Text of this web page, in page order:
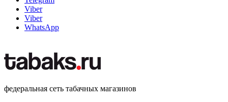
Viber
Viber
WhatsApp
федеральная сеть табачных магазинов